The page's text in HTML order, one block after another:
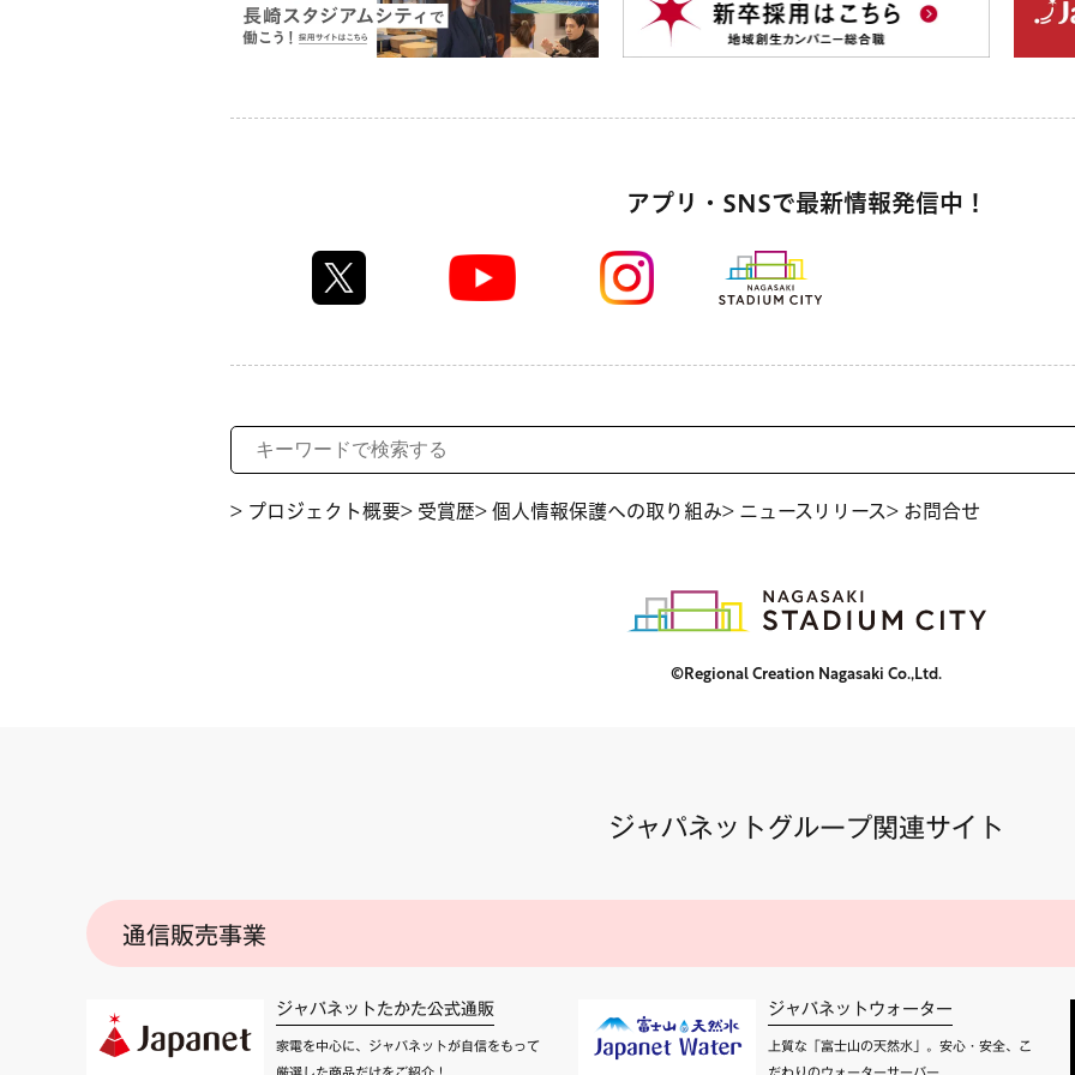
アプリ・SNSで最新情報発信中！
> プロジェクト概要> 受賞歴> 個人情報保護への取り組み> ニュースリリース> お問合せ
©Regional Creation Nagasaki Co.,Ltd.
ジャパネットグループ関連サイト
通信販売事業
ジャパネットたかた公式通販
家電を中心に、ジャパネットが自信をもって
ジャパネットウォーター
上質な「富士山の天然水」。安心・安全、こ